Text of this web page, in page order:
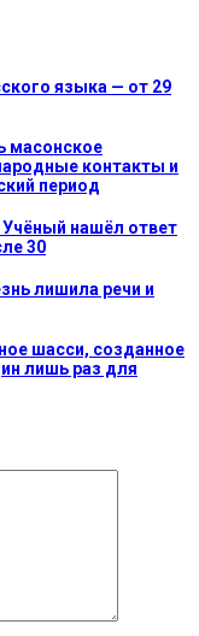
языка — от 29
масонское
контакты и
период
Учёный нашёл ответ
30
лишила речи и
шасси, созданное
лишь раз для